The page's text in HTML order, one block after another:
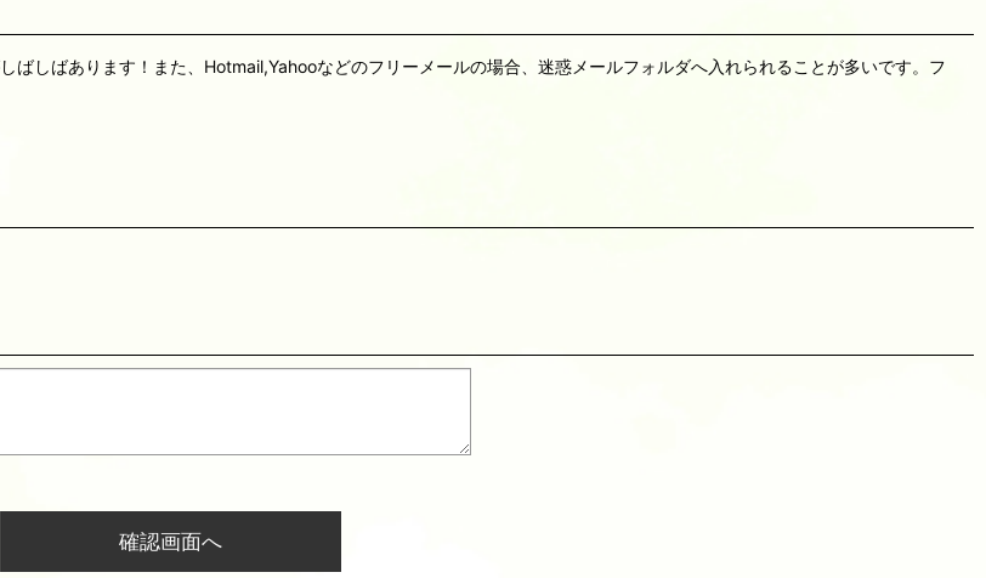
しばあります！また、Hotmail,Yahooなどのフリーメールの場合、迷惑メールフォルダへ入れられることが多いです。フ
確認画面へ